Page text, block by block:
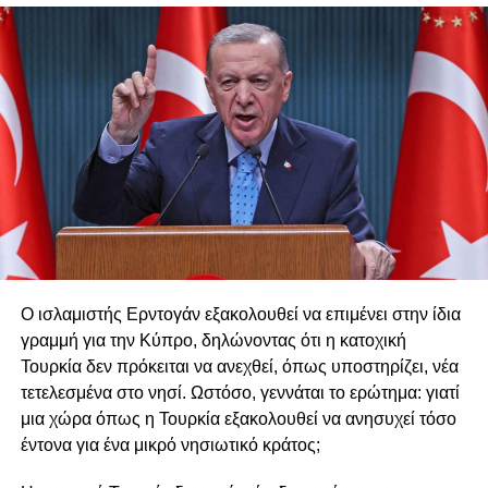
σημείωναπό το Ιράν και πιστεύουμε ότι αποτελεί μια
εφαρμόσιμη βάση για διαπραγμάτευση. Σχεδόν όλα τα
σημεία διαφωνίας του παρελθόντος έχουν συμφωνηθεί
μεταξύ των Ηνωμένων Πολιτειών και του Ιράν, αλλά η
περίοδος των δύο εβδομάδων θα επιτρέψει την
οριστικοποίηση και ολοκλήρωση της Συμφωνίας.
Εκ μέρους των Ηνωμένων Πολιτειών της Αμερικής, ως
Πρόεδρος, και εκπροσωπώντας επίσης τις χώρες της
Μέσης Ανατολής, είναι τιμή μου που αυτό το μακροχρόνιο
πρόβλημα βρίσκεται κοντά στη λύση του.
Ο ισλαμιστής Ερντογάν εξακολουθεί να επιμένει στην ίδια
γραμμή για την Κύπρο, δηλώνοντας ότι η κατοχική
Τουρκία δεν πρόκειται να ανεχθεί, όπως υποστηρίζει, νέα
τετελεσμένα στο νησί. Ωστόσο, γεννάται το ερώτημα: γιατί
μια χώρα όπως η Τουρκία εξακολουθεί να ανησυχεί τόσο
έντονα για ένα μικρό νησιωτικό κράτος;